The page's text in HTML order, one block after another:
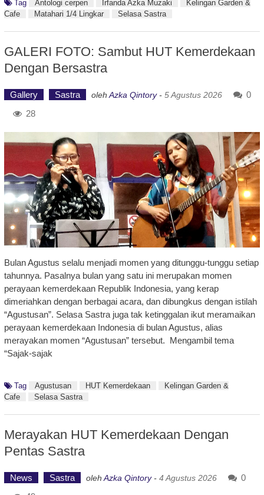
Tag Antologi cerpen Irfanda Azka Muzaki
Kelingan Garden &
Cafe
Matahari 1/4 Lingkar Selasa Sastra
GALERI FOTO: Sambut HUT Kemerdekaan
Dengan Bersastra
Gallery Sastra olehAzka Qintory- 5 Agustus 2026
0
28
Bulan Agustus selalu menjadi momen yang ditunggu-tunggu setiap
tahunnya. Pasalnya bulan yang satu ini merupakan momen
perayaan kemerdekaan Republik Indonesia, yang kerap
dimeriahkan dengan berbagai acara, dan dibungkus dengan istilah
“Agustusan”. Selasa Sastra juga tak ketinggalan ikut meramaikan
perayaan kemerdekaan Indonesia di bulan Agustus, alias
merayakan momen “Agustusan” tersebut. Mengambil tema
“Sajak-sajak
Tag Agustusan HUT Kemerdekaan
Kelingan Garden &
Cafe
Selasa Sastra
Merayakan HUT Kemerdekaan Dengan
Pentas Sastra
News Sastra oleh Azka Qintory- 4 Agustus 2026
0